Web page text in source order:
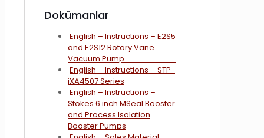
Dokümanlar
English – Instructions – E2S5
and E2S12 Rotary Vane
Vacuum Pump
English – Instructions – STP-
iXA4507 Series
English – Instructions –
Stokes 6 inch MSeal Booster
and Process Isolation
Booster Pumps